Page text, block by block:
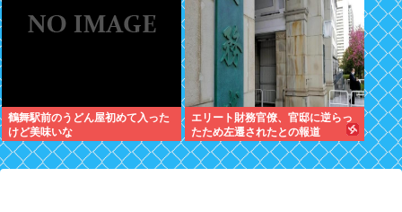
鶴舞駅前のうどん屋初めて入った
けど美味いな
エリート財務官僚、官邸に逆らっ
たため左遷されたとの報道